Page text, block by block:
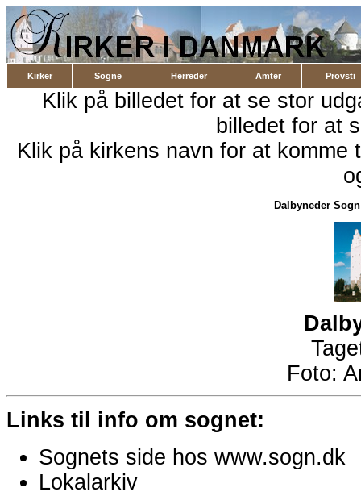
Kirker Sogne Herreder Amter Provsti
Klik på billedet for at se stor
billedet for at
Klik på kirkens navn for at
Dalbyneder Sogn
Foto:
Links til info om sognet:
Sognets side hos www.sogn.dk
Lokalarkiv